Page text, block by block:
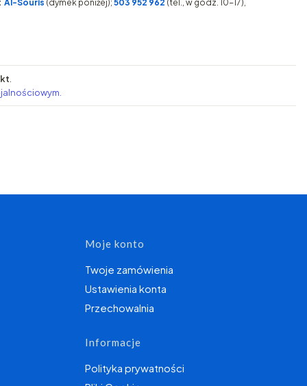
: AI-Souris (dymek poniżej); 503 952 962 (tel., w godz. 10-17),
Moje konto
Twoje zamówienia
Ustawienia konta
Przechowalnia
Informacje
Polityka prywatności